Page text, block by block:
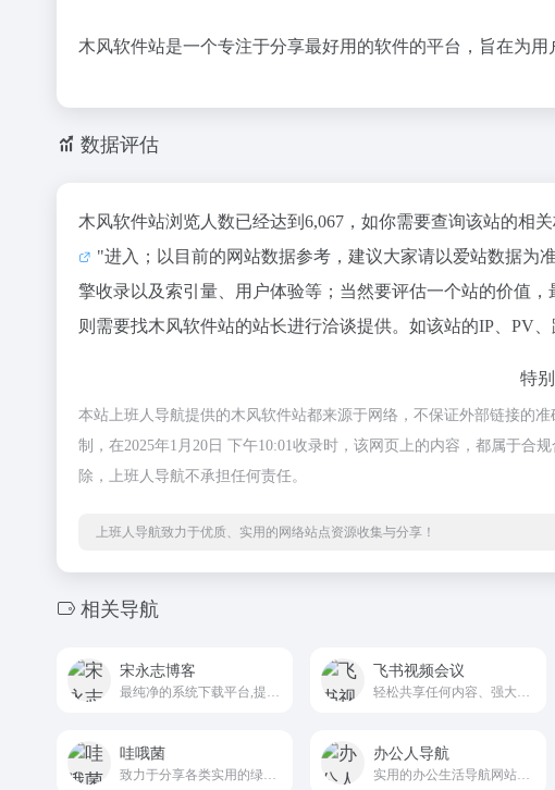
木风软件站是一个专注于分享最好用的软件的平台，旨在为用
数据评估
木风软件站浏览人数已经达到6,067，如你需要查询该站的相
"进入；以目前的网站数据参考，建议大家请以爱站数据为
擎收录以及索引量、用户体验等；当然要评估一个站的价值
则需要找木风软件站的站长进行洽谈提供。如该站的IP、PV、
特
本站上班人导航提供的木风软件站都来源于网络，不保证外部链接的
制，在2025年1月20日 下午10:01收录时，该网页上的内容，都属于合
除，上班人导航不承担任何责任。
上班人导航致力于优质、实用的网络站点资源收集与分享！
相关导航
宋永志博客 飞书视频会议
哇哦菌 办公人导航
实用的办公生活导航网站bgrdh.com